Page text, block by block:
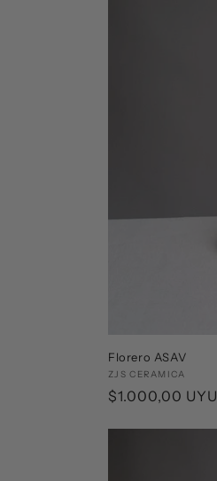
Florero ASAV
Proveedor:
ZJS CERAMICA
Precio
$1.000,00 UYU